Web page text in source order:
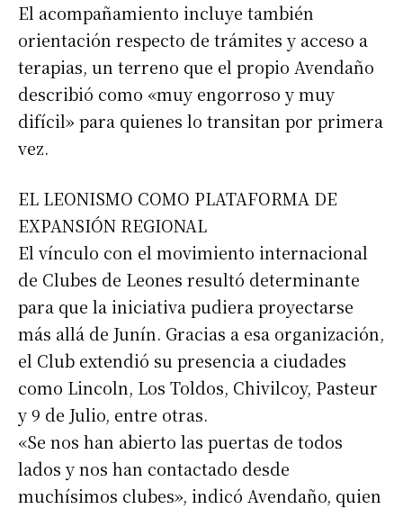
El acompañamiento incluye también
orientación respecto de trámites y acceso a
terapias, un terreno que el propio Avendaño
describió como «muy engorroso y muy
difícil» para quienes lo transitan por primera
vez.
EL LEONISMO COMO PLATAFORMA DE
EXPANSIÓN REGIONAL
El vínculo con el movimiento internacional
de Clubes de Leones resultó determinante
para que la iniciativa pudiera proyectarse
más allá de Junín. Gracias a esa organización,
el Club extendió su presencia a ciudades
como Lincoln, Los Toldos, Chivilcoy, Pasteur
y 9 de Julio, entre otras.
«Se nos han abierto las puertas de todos
lados y nos han contactado desde
muchísimos clubes», indicó Avendaño, quien